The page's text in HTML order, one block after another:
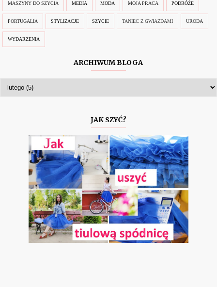
MASZYNY DO SZYCIA MEDIA MODA MOJA PRACA PODRÓŻE
PORTUGALIA STYLIZACJE SZYCIE TANIEC Z GWIAZDAMI URODA
WYDARZENIA
ARCHIWUM BLOGA
JAK SZYĆ?